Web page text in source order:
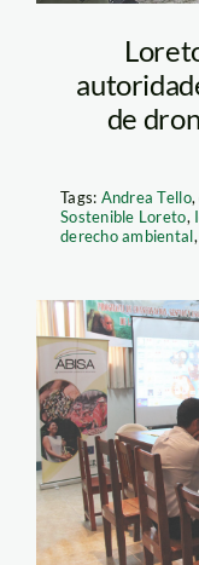
de
Tags: Andrea Tello,
Sostenible Loreto,
derecho ambiental
zonas